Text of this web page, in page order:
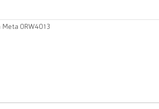
Meta 0RW4013